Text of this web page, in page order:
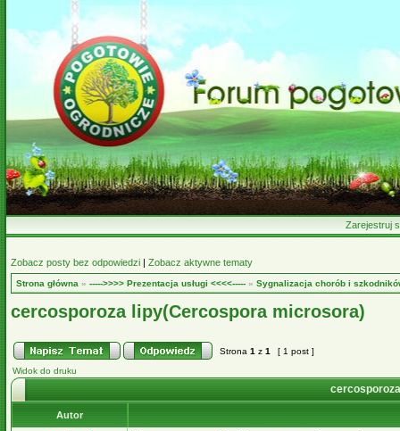
Zarejestruj
Zobacz posty bez odpowiedzi | Zobacz aktywne tematy
Strona główna » ----->>>> Prezentacja usługi <<<<----- » Sygnalizacja chorób i
cercosporoza lipy(Cercospora microsora)
Strona 1 z 1
[ 1 post ]
Widok do druku
Autor